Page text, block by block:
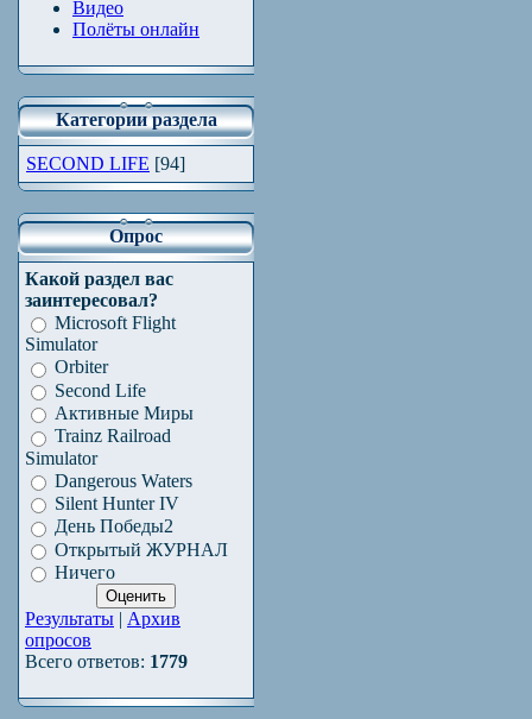
Видео
Полёты онлайн
Категории раздела
SECOND LIFE [94]
Опрос
Какой раздел вас
заинтересовал?
Microsoft Flight
Simulator
Orbiter
Second Life
Активные Миры
Trainz Railroad
Simulator
Dangerous Waters
Silent Hunter IV
День Победы2
Открытый ЖУРНАЛ
Ничего
Результаты | Архив
опросов
Всего ответов: 1779